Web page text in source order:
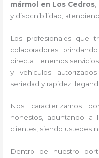
mármol
en Los Cedros,
y disponibilidad,
Los profesionales que
colaboradores
directa. Tenemos
y vehículos
seriedad y rapidez
Nos caracterizamos
honestos, apuntando a
clientes, siendo ustedes
Dentro de nuestro